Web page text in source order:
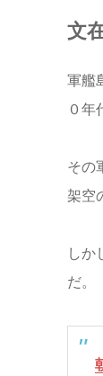
文
軍艦
０年
その
架空
しか
だ。